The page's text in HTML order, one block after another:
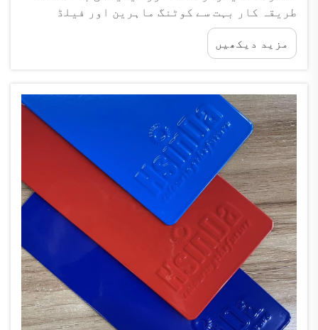
طریقہ کار بہت سے کوٹنگ ماہرین اور فیلڈ
ٹیکنیشنز نے محسوس کیا ہے کہ ایپوکسی پاؤڈر
کوٹنگ روایتی لیکوئڈ پینٹس اور عام پولی اسٹر
کے مقابلے میں دھاتی سبسٹریٹس کے ساتھ بہت
مزید دیکھیں